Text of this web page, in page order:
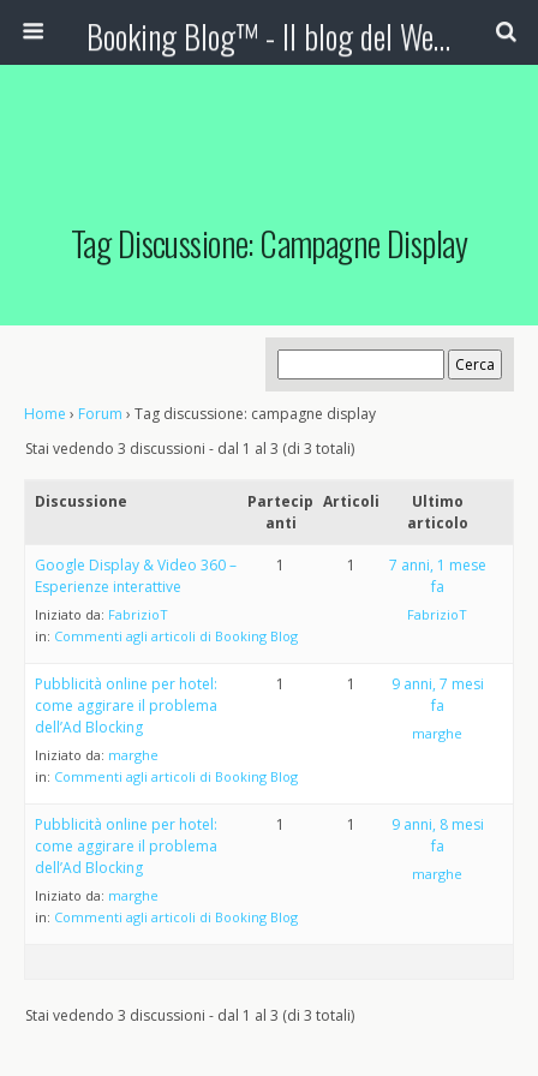
Booking Blog™ - Il blog del Web Marketing Turistico
Tag Discussione: Campagne Display
Home › Forum › Tag discussione: campagne display
Stai vedendo 3 discussioni - dal 1 al 3 (di 3 totali)
Discussione
Partecip
anti
Articoli
Ultimo
articolo
Google Display & Video 360 –
Esperienze interattive
Iniziato da: FabrizioT
in: Commenti agli articoli di Booking Blog
1 1
7 anni, 1 mese
fa
FabrizioT
Pubblicità online per hotel:
come aggirare il problema
dell’Ad Blocking
Iniziato da: marghe
in: Commenti agli articoli di Booking Blog
1 1
9 anni, 7 mesi
fa
marghe
Pubblicità online per hotel:
come aggirare il problema
dell’Ad Blocking
Iniziato da: marghe
in: Commenti agli articoli di Booking Blog
1 1
9 anni, 8 mesi
fa
marghe
Stai vedendo 3 discussioni - dal 1 al 3 (di 3 totali)